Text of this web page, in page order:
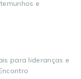
e
para lideranças e